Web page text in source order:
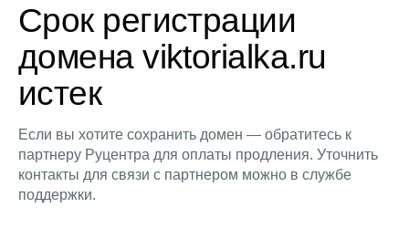
Срок регистрации
домена viktorialka.ru
истек
Если вы хотите сохранить домен — обратитесь к
партнеру Руцентра для оплаты продления. Уточнить
контакты для связи с партнером можно в службе
поддержки.